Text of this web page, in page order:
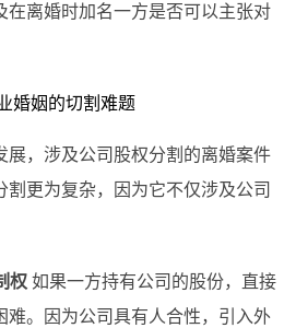
在离婚时加名一方是否可以主张对
婚姻的切割难题
展，涉及公司股权分割的离婚案件
割更为复杂，因为它不仅涉及公司
权 如果一方持有公司的股份，直接
难。因为公司具有人合性，引入外